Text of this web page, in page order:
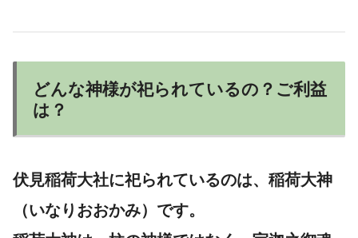
どんな神様が祀られているの？ご利益
は？
伏見稲荷大社に祀られているのは、 稲荷大神
（いなりおおかみ） です。